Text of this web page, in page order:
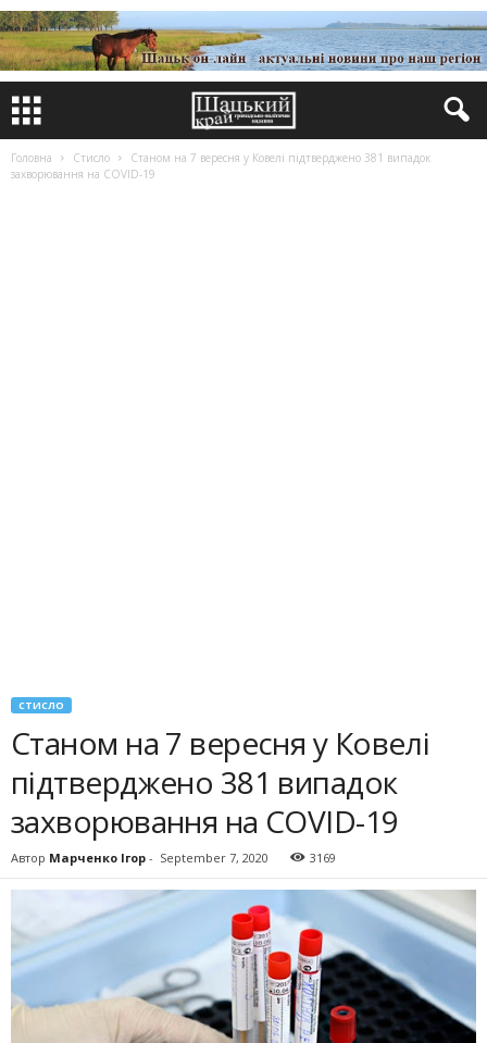
Головна Стисло
Станом на 7 вересня у Ковелі підтверджено 381 випадок
захворювання на COVID-19
СТИСЛО
Станом на 7 вересня у Ковелі
підтверджено 381 випадок
захворювання на COVID-19
Автор Марченко Ігор - September 7, 2020 3169